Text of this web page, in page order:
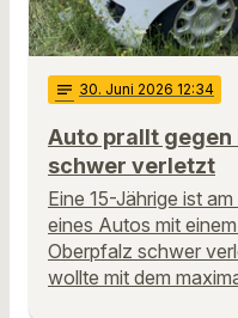
notes 30. Juni 2026 12:34
Auto prallt
schwer verletzt
Eine 15-Jährige ist
eines Autos mit
Oberpfalz schwer
wollte mit dem